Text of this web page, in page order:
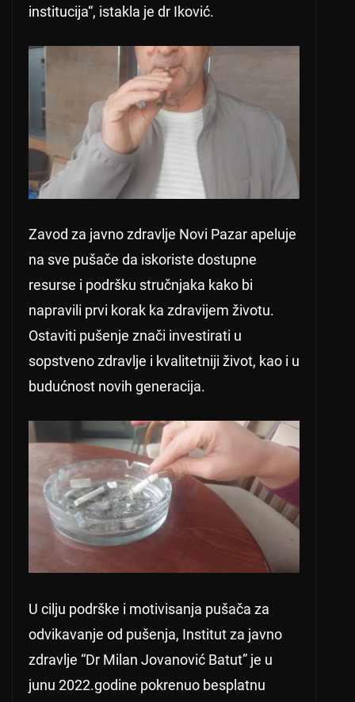
institucija“, istakla je dr Iković.
Zavod za javno zdravlje Novi Pazar apeluje
na sve pušače da iskoriste dostupne
resurse i podršku stručnjaka kako bi
napravili prvi korak ka zdravijem životu.
Ostaviti pušenje znači investirati u
sopstveno zdravlje i kvalitetniji život, kao i u
budućnost novih generacija.
U cilju podrške i motivisanja pušača za
odvikavanje od pušenja, Institut za javno
zdravlje “Dr Milan Jovanović Batut” je u
junu 2022.godine pokrenuo besplatnu